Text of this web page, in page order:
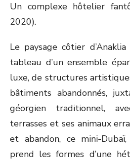
Un complexe hôtelier
2020).
Le paysage côtier
tableau d’un ensemble
luxe, de structures
bâtiments abandonnés,
géorgien traditionnel,
terrasses et ses animaux
et abandon, ce mini-
prend les formes d’une